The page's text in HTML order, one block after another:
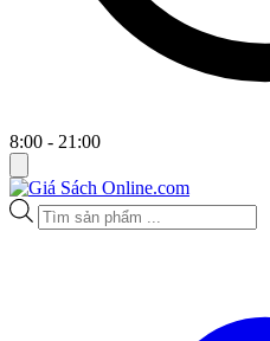
8:00 - 21:00
Tìm
kiếm